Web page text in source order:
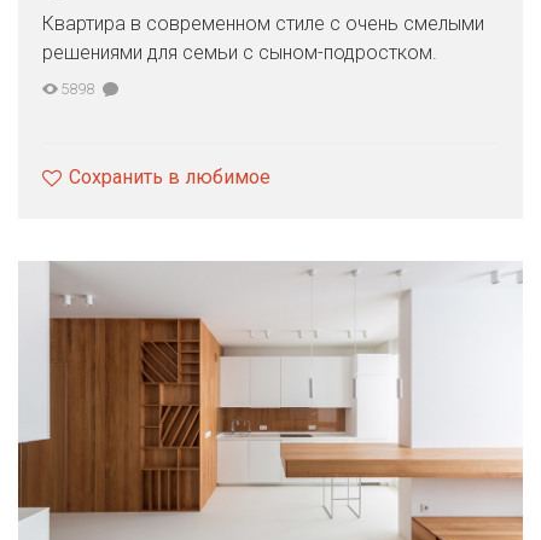
Квартира в современном стиле с очень смелыми
решениями для семьи с сыном-подростком.
5898
Сохранить в любимое